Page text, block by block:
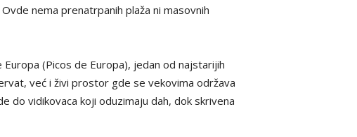
nema prenatrpanih plaža ni masovnih
(Picos de Europa), jedan od najstarijih
već i živi prostor gde se vekovima održava
do vidikovaca koji oduzimaju dah, dok skrivena